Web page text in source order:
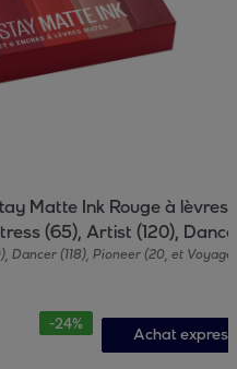
Matte Ink Rouge à lèvres
(65), Artist (120),
Dancer (118), Pioneer (20, et
-24%
Achat express